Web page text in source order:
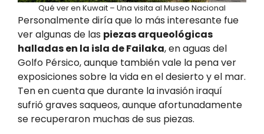
Qué ver en Kuwait – Una visita al Museo Nacional
Personalmente diría que lo más interesante fue
ver algunas de las piezas arqueológicas
halladas en la isla de Failaka, en aguas del
Golfo Pérsico, aunque también vale la pena ver
exposiciones sobre la vida en el desierto y el mar.
Ten en cuenta que durante la invasión iraquí
sufrió graves saqueos, aunque afortunadamente
se recuperaron muchas de sus piezas.